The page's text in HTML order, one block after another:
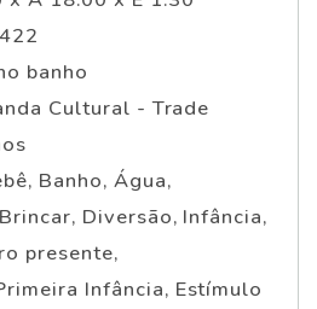
banho
Cultural - Trade
Banho, Água,
Diversão, Infância,
presente,
Infância, Estímulo